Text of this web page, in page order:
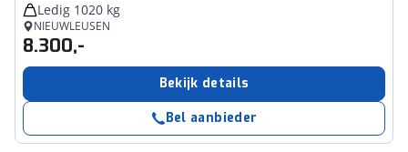
Ledig 1020 kg
NIEUWLEUSEN
8.300,-
Bekijk details
Bel aanbieder